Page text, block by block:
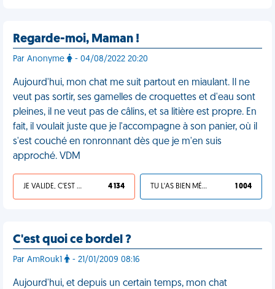
Regarde-moi, Maman !
Par Anonyme - 04/08/2022 20:20
Aujourd'hui, mon chat me suit partout en miaulant. Il ne
veut pas sortir, ses gamelles de croquettes et d'eau sont
pleines, il ne veut pas de câlins, et sa litière est propre. En
fait, il voulait juste que je l'accompagne à son panier, où il
s'est couché en ronronnant dès que je m'en suis
approché. VDM
JE VALIDE, C'EST UNE VDM 4 134 TU L'AS BIEN MÉRITÉ 1 004
C'est quoi ce bordel ?
Par AmRouk1 - 21/01/2009 08:16
Aujourd'hui, et depuis un certain temps, mon chat